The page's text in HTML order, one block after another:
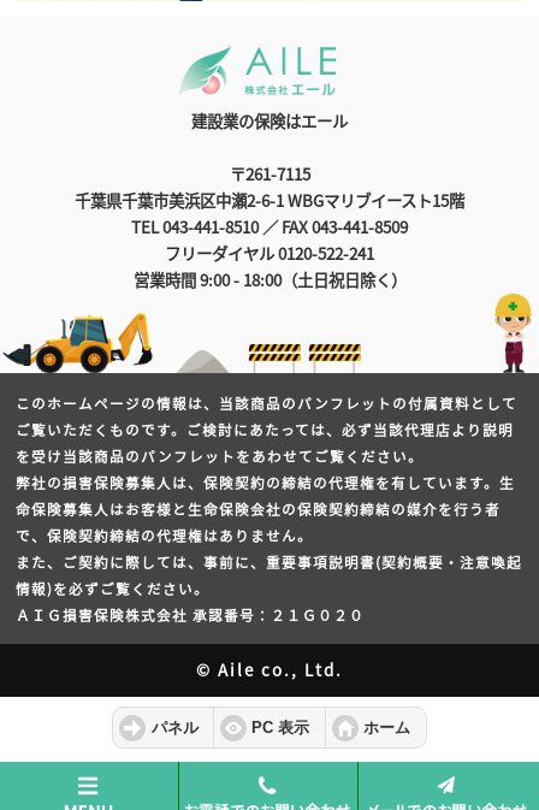
建設業の保険はエール
〒261-7115
千葉県千葉市美浜区中瀬2-6-1 WBGマリブイースト15階
TEL 043-441-8510 ／ FAX 043-441-8509
フリーダイヤル 0120-522-241
営業時間 9:00 - 18:00（土日祝日除く）
このホームページの情報は、当該商品のパンフレットの付属資料として
ご覧いただくものです。ご検討にあたっては、必ず当該代理店より説明
を受け当該商品のパンフレットをあわせてご覧ください。
弊社の損害保険募集人は、保険契約の締結の代理権を有しています。生
命保険募集人はお客様と生命保険会社の保険契約締結の媒介を行う者
で、保険契約締結の代理権はありません。
また、ご契約に際しては、事前に、重要事項説明書(契約概要・注意喚起
情報)を必ずご覧ください。
ＡＩＧ損害保険株式会社 承認番号：２１Ｇ０２０
© Aile co., Ltd.
パネル PC 表示 ホーム